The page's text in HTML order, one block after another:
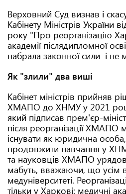
Верховний Суд визнав і
Кабінету Міністрів України
року "Про реорганізацію
академії післядипломної
набрала законної сили і
Як "злили" два виші
Кабінет міністрів прийняв
ХМАПО до ХНМУ у 2021
який підписав прем'єр-
після реорганізації ХМАПО
існувати як юридична особа,
продовжити навчання у
та науковців ХМАПО
мабуть, вважаючи, що усім
медуніверситеті.
тільки у Харкові: медичні